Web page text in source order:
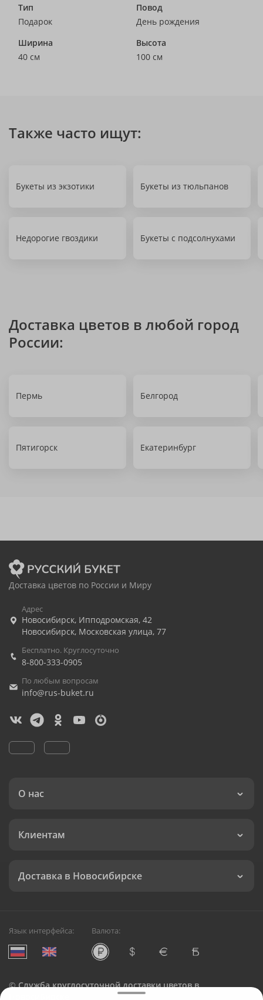
Тип
Подарок
Повод
День рождения
Ширина
40 см
Высота
100 см
Также часто ищут:
Букеты из экзотики Букеты из тюльпанов
Недорогие гвоздики Букеты с подсолнухами
Доставка цветов в любой город
России:
Пермь Белгород
Пятигорск Екатеринбург
Доставка цветов по России и Миру
Адрес
Новосибирск, Ипподромская, 42
Новосибирск, Московская улица, 77
Бесплатно. Круглосуточно
8-800-333-0905
По любым вопросам
info@rus-buket.ru
О нас
Клиентам
Доставка в Новосибирске
Язык интерфейса: Валюта:
©Служба круглосуточной доставки цветов в